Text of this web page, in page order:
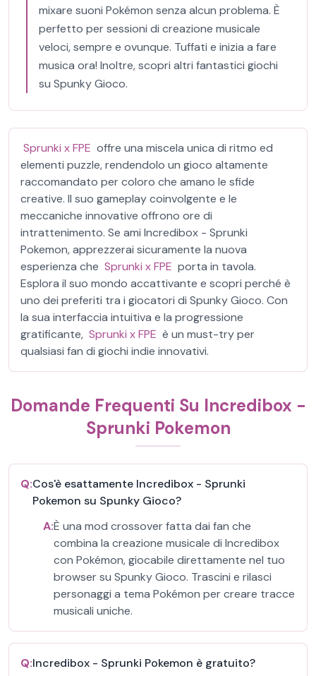
mixare suoni Pokémon senza alcun problema. È
perfetto per sessioni di creazione musicale
veloci, sempre e ovunque. Tuffati e inizia a fare
musica ora! Inoltre, scopri altri fantastici giochi
su Spunky Gioco.
Sprunki x FPE offre una miscela unica di ritmo ed
elementi puzzle, rendendolo un gioco altamente
raccomandato per coloro che amano le sfide
creative. Il suo gameplay coinvolgente e le
meccaniche innovative offrono ore di
intrattenimento. Se ami Incredibox - Sprunki
Pokemon, apprezzerai sicuramente la nuova
esperienza che Sprunki x FPE porta in tavola.
Esplora il suo mondo accattivante e scopri perché è
uno dei preferiti tra i giocatori di Spunky Gioco. Con
la sua interfaccia intuitiva e la progressione
gratificante, Sprunki x FPE è un must-try per
qualsiasi fan di giochi indie innovativi.
Domande Frequenti Su Incredibox -
Sprunki Pokemon
Q:Cos'è esattamente Incredibox - Sprunki
Pokemon su Spunky Gioco?
A:È una mod crossover fatta dai fan che
combina la creazione musicale di Incredibox
con Pokémon, giocabile direttamente nel tuo
browser su Spunky Gioco. Trascini e rilasci
personaggi a tema Pokémon per creare tracce
musicali uniche.
Q:Incredibox - Sprunki Pokemon è gratuito?